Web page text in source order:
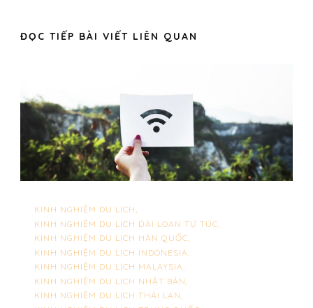
ĐỌC TIẾP BÀI VIẾT LIÊN QUAN
KINH NGHIỆM DU LỊCH
KINH NGHIỆM DU LỊCH ĐÀI LOAN TỰ TÚC
KINH NGHIỆM DU LỊCH HÀN QUỐC
KINH NGHIỆM DU LỊCH INDONESIA
KINH NGHIỆM DU LỊCH MALAYSIA
KINH NGHIỆM DU LỊCH NHẬT BẢN
KINH NGHIỆM DU LỊCH THÁI LAN